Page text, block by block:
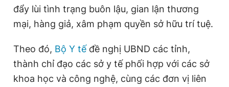
đẩy lùi tình trạng buôn lậu, gian lận thương
mại, hàng giả, xâm phạm quyền sở hữu trí tuệ.
Theo đó, Bộ Y tế đề nghị UBND các tỉnh,
thành chỉ đạo các sở y tế phối hợp với các sở
khoa học và công nghệ, cùng các đơn vị liên